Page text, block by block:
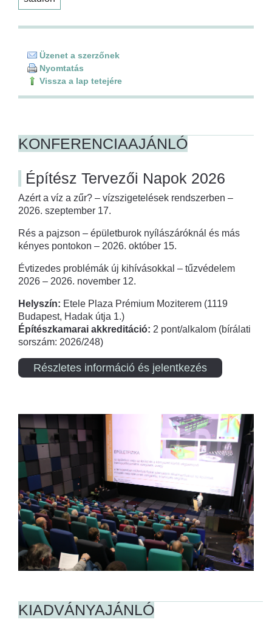
Üzenet a szerzőnek
Nyomtatás
Vissza a lap tetejére
KONFERENCIAAJÁNLÓ
Építész Tervezői Napok 2026
Azért a víz a zűr? – vízszigetelések rendszerben –
2026. szeptember 17.
Rés a pajzson – épületburok nyílászáróknál és más
kényes pontokon – 2026. október 15.
Évtizedes problémák új kihívásokkal – tűzvédelem
2026 – 2026. november 12.
Helyszín: Etele Plaza Prémium Moziterem (1119
Budapest, Hadak útja 1.)
Építészkamarai akkreditáció: 2 pont/alkalom (bírálati
sorszám: 2026/248)
Részletes információ és jelentkezés
KIADVÁNYAJÁNLÓ